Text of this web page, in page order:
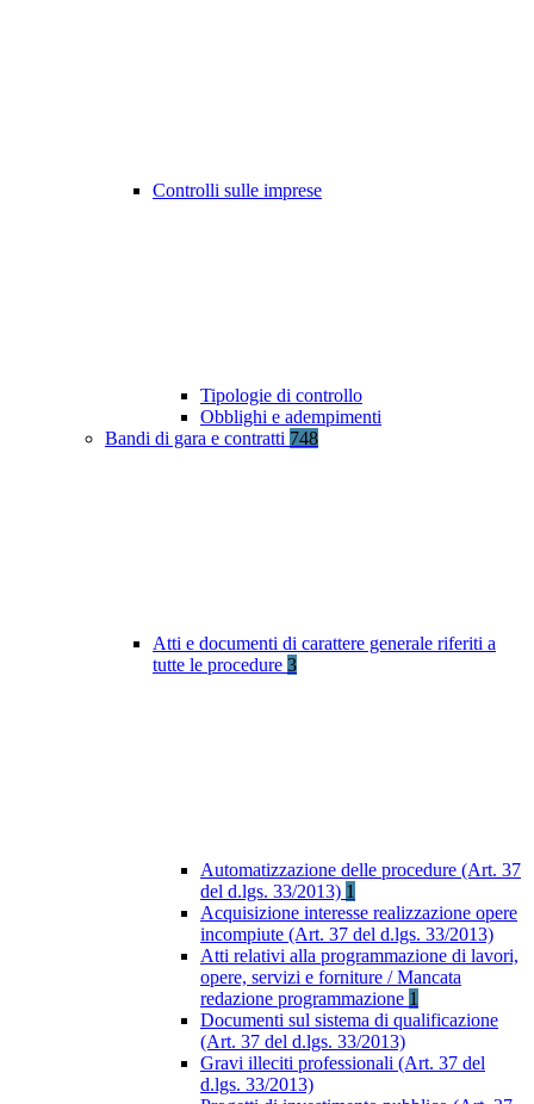
Controlli sulle imprese
Tipologie di controllo
Obblighi e adempimenti
Bandi di gara e contratti 748
Atti e documenti di carattere generale riferiti a
tutte le procedure 3
Automatizzazione delle procedure (Art. 37
del d.lgs. 33/2013) 1
Acquisizione interesse realizzazione opere
incompiute (Art. 37 del d.lgs. 33/2013)
Atti relativi alla programmazione di lavori,
opere, servizi e forniture / Mancata
redazione programmazione 1
Documenti sul sistema di qualificazione
(Art. 37 del d.lgs. 33/2013)
Gravi illeciti professionali (Art. 37 del
d.lgs. 33/2013)